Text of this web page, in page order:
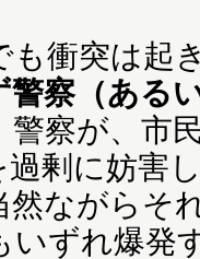
衝突は起
警察（ある
警察が、市
剰に妨害
然ながらそ
いずれ爆発